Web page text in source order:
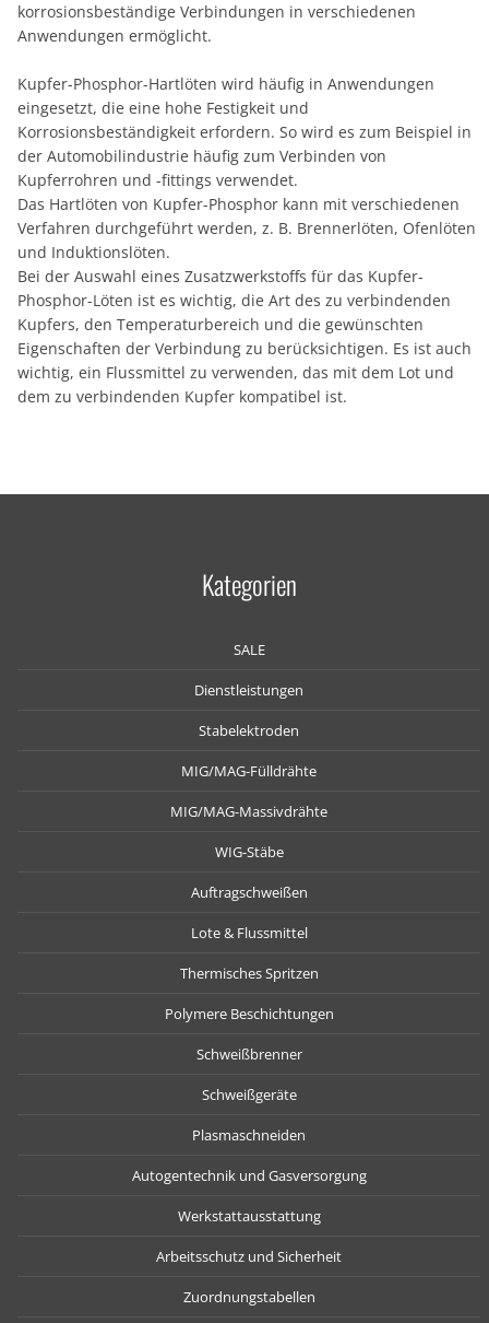
korrosionsbeständige Verbindungen in verschiedenen
Anwendungen ermöglicht.
Kupfer-Phosphor-Hartlöten wird häufig in Anwendungen
eingesetzt, die eine hohe Festigkeit und
Korrosionsbeständigkeit erfordern. So wird es zum Beispiel in
der Automobilindustrie häufig zum Verbinden von
Kupferrohren und -fittings verwendet.
Das Hartlöten von Kupfer-Phosphor kann mit verschiedenen
Verfahren durchgeführt werden, z. B. Brennerlöten, Ofenlöten
und Induktionslöten.
Bei der Auswahl eines Zusatzwerkstoffs für das Kupfer-
Phosphor-Löten ist es wichtig, die Art des zu verbindenden
Kupfers, den Temperaturbereich und die gewünschten
Eigenschaften der Verbindung zu berücksichtigen. Es ist auch
wichtig, ein Flussmittel zu verwenden, das mit dem Lot und
dem zu verbindenden Kupfer kompatibel ist.
Kategorien
SALE
Dienstleistungen
Stabelektroden
MIG/MAG-Fülldrähte
MIG/MAG-Massivdrähte
WIG-Stäbe
Auftragschweißen
Lote & Flussmittel
Thermisches Spritzen
Polymere Beschichtungen
Schweißbrenner
Schweißgeräte
Plasmaschneiden
Autogentechnik und Gasversorgung
Werkstattausstattung
Arbeitsschutz und Sicherheit
Zuordnungstabellen